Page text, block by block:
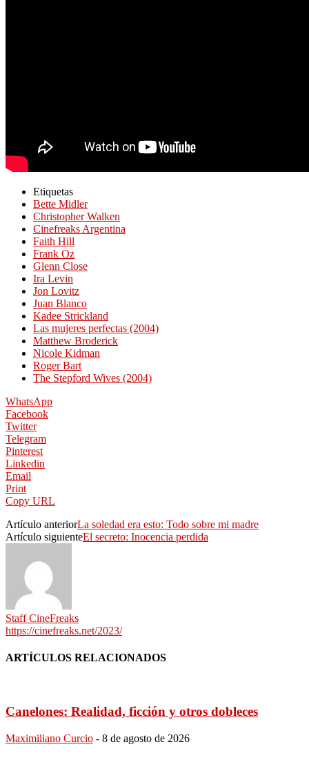
Etiquetas
Bette Midler
Christopher Walken
Cinefreaks Argentina
Faith Hill
Frank Oz
Glenn Close
Ira Levin
Jon Lovitz
Juan Blanco
Kadee Strickland
Las mujeres perfectas (2004)
Matthew Broderick
Nicole Kidman
Roger Bart
The Stepford Wives (2004)
WhatsApp
Facebook
Twitter
Telegram
Pinterest
Linkedin
Email
Print
Copy URL
Artículo anteriorLa soledad era esto: Todo sobre mi madre
Artículo siguienteEl secreto: Inocencia perdida
Staff CineFreaks
https://cinefreaks.net/2023/
ARTÍCULOS RELACIONADOS
Canelones: Realidad, ficción y otros dobleces
Maximiliano Curcio - 8 de agosto de 2026